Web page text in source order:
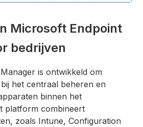
Microsoft Endpoint
bedrijven
is ontwikkeld om
het centraal beheren en
binnen het
platform combineert
zoals Intune, Configuration